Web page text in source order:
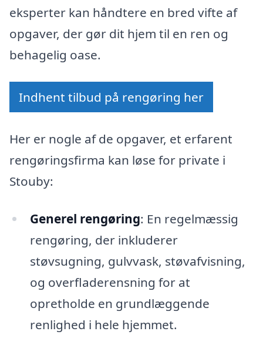
eksperter kan håndtere en bred vifte af
opgaver, der gør dit hjem til en ren og
behagelig oase.
Indhent tilbud på rengøring her
Her er nogle af de opgaver, et erfarent
rengøringsfirma kan løse for private i
Stouby:
Generel rengøring: En regelmæssig
rengøring, der inkluderer
støvsugning, gulvvask, støvafvisning,
og overfladerensning for at
opretholde en grundlæggende
renlighed i hele hjemmet.